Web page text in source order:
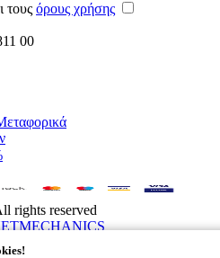
τους όρους χρήσης
00
rights reserved